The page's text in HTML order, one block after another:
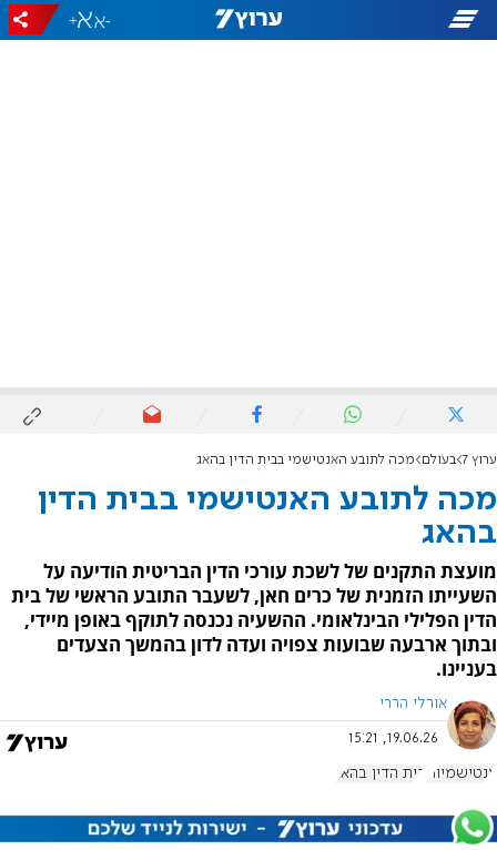
-
+
ערוץ 7 בעולם מכה לתובע האנטישמי בבית הדין בהאג
מכה לתובע האנטישמי בבית הדין
בהאג
מועצת התקנים של לשכת עורכי הדין הבריטית הודיעה על
השעייתו הזמנית של כרים חאן, לשעבר התובע הראשי של בית
הדין הפלילי הבינלאומי. ההשעיה נכנסה לתוקף באופן מיידי,
ובתוך ארבעה שבועות צפויה ועדה לדון בהמשך הצעדים
בעניינו.
אורלי הררי
19.06.26, 15:21
אנטישמיות בית הדין בהאג